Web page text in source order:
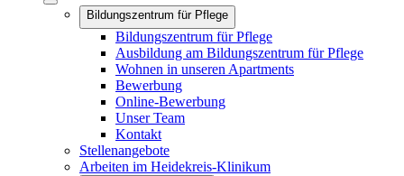
Bildungszentrum für Pflege
Bildungszentrum für Pflege
Ausbildung am Bildungszentrum für Pflege
Wohnen in unseren Apartments
Bewerbung
Online-Bewerbung
Unser Team
Kontakt
Stellenangebote
Arbeiten im Heidekreis-Klinikum